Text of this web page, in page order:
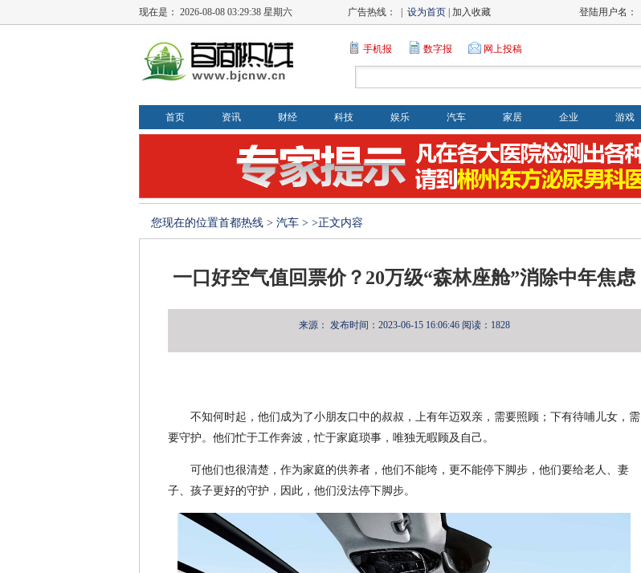
现在是： 2026-08-08 03:29:40 星期六 广告热线： | 设为首页 | 加入收藏 登陆用户名：
手机报 数字报 网上投稿
首页 资讯 财经 科技 娱乐 汽车 家居 企业 游戏
您现在的位置首都热线 > 汽车 > >正文内容
一口好空气值回票价？20万级“森林座舱”消除中年焦虑
来源： 发布时间：2023-06-15 16:06:46 阅读：1828
不知何时起，他们成为了小朋友口中的叔叔，上有年迈双亲，需要照顾；下有待哺儿女，需
要守护。他们忙于工作奔波，忙于家庭琐事，唯独无暇顾及自己。
可他们也很清楚，作为家庭的供养者，他们不能垮，更不能停下脚步，他们要给老人、妻
子、孩子更好的守护，因此，他们没法停下脚步。